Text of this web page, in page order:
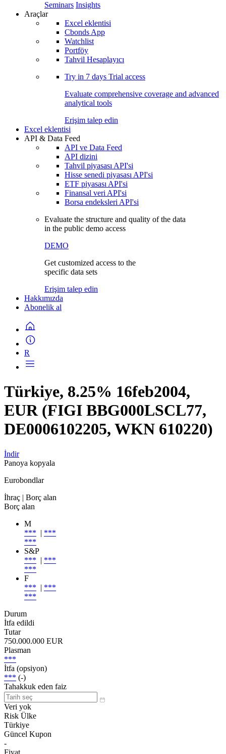
Seminars Insights
Araçlar
Excel eklentisi
Cbonds App
Watchlist
Portföy
Tahvil Hesaplayıcı
Try in 7 days Trial access
Evaluate comprehensive coverage and advanced
analytical tools
Erişim talep edin
Excel eklentisi
API & Data Feed
API ve Data Feed
API dizini
Tahvil piyasası API'si
Hisse senedi piyasası API'si
ETF piyasası API'si
Finansal veri API'si
Borsa endeksleri API'si
Evaluate the structure and quality of the data
in the public demo access
DEMO
Get customized access to the
specific data sets
Erişim talep edin
Hakkımızda
Abonelik al
R
Türkiye, 8.25% 16feb2004,
EUR (FIGI BBG000LSCL77,
DE0006102205, WKN 610220)
İndir
Panoya kopyala
Eurobondlar
İhraç | Borç alan
Borç alan
M
*** | ***
***
S&P
*** | ***
***
F
*** | ***
***
Durum
İtfa edildi
Tutar
750.000.000 EUR
Plasman
***
İtfa (opsiyon)
*** (-)
Tahakkuk eden faiz
Veri yok
Risk Ülke
Türkiye
Güncel Kupon
-
Fiyat